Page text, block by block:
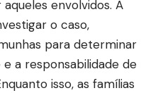
envolvidos. A
o caso,
para determinar
a responsabilidade de
isso, as famílias